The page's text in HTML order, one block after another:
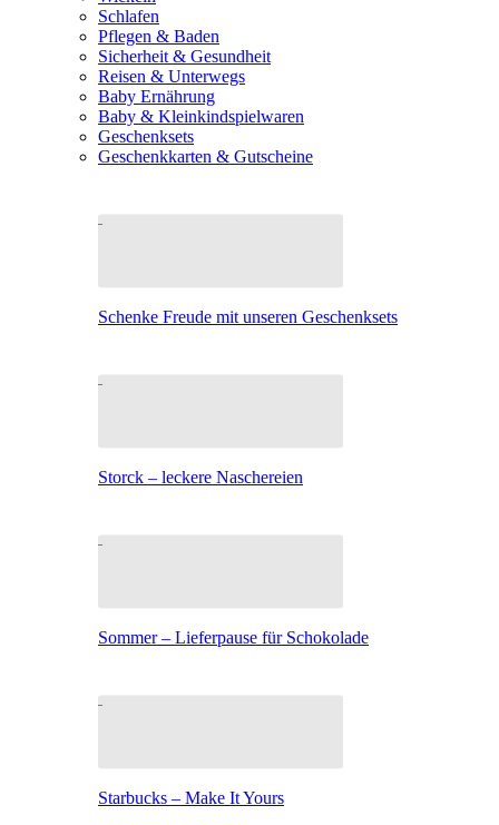
Schlafen
Pflegen & Baden
Sicherheit & Gesundheit
Reisen & Unterwegs
Baby Ernährung
Baby & Kleinkindspielwaren
Geschenksets
Geschenkkarten & Gutscheine
Schenke Freude mit unseren Geschenksets
Storck – leckere Naschereien
Sommer – Lieferpause für Schokolade
Starbucks – Make It Yours